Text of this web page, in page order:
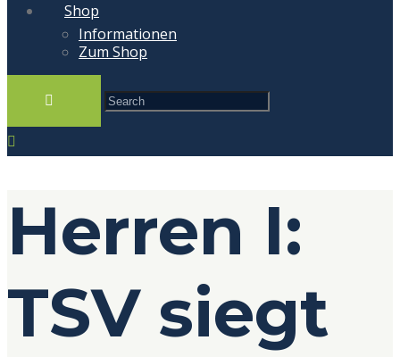
Shop
Informationen
Zum Shop
Herren I:
TSV siegt